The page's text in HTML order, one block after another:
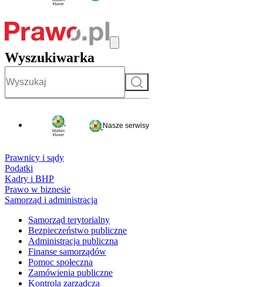
Wyszukiwarka
Szukaj
Nasze serwisy
Prawnicy i sądy
Podatki
Kadry i BHP
Prawo w biznesie
Samorząd i administracja
Samorząd terytorialny
Bezpieczeństwo publiczne
Administracja publiczna
Finanse samorządów
Pomoc społeczna
Zamówienia publiczne
Kontrola zarządcza